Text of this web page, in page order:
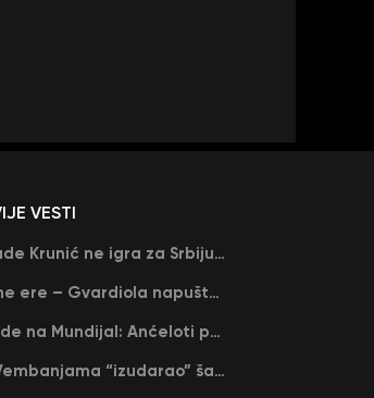
VESTI
Zašto Rade Krunić ne igra za Srbiju? “Iako su mi obećali, niko me nije zvao…”
Kraj jedne ere – Gvardiola napušta Siti na kraju sezone, menja ga njegov nekadašnji rival
Nejmar ide na Mundijal: Anćeloti pročitao njegovo ime, Brazil u delirijumu (VIDEO)
Strašni Vembanjama “izudarao” šampiona za brejk: San Antonio poveo protiv Oklahome